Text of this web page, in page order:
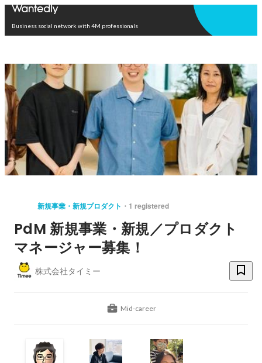
Business social network with 4M professionals
新規事業・新規プロダクト 1 registered
PdM 新規事業・新規／プロダクト
マネージャー募集！
株式会社タイミー
Mid-career